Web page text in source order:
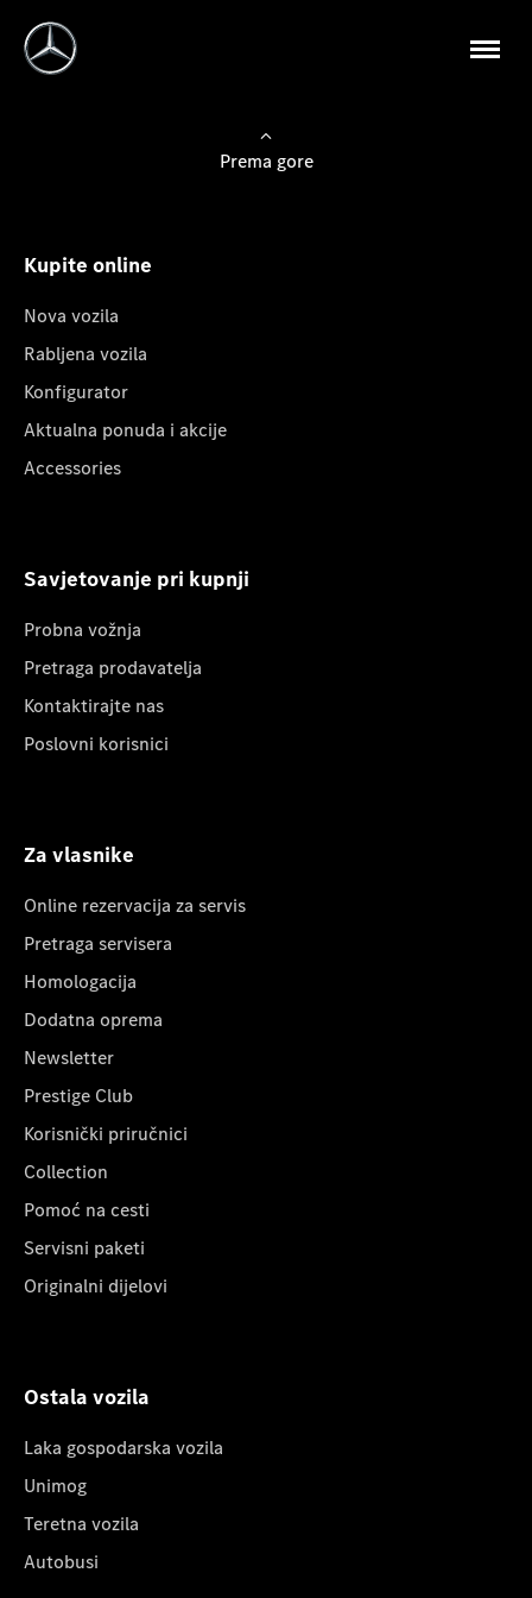
Prema gore
Kupite online
Nova vozila
Rabljena vozila
Konfigurator
Aktualna ponuda i akcije
Accessories
Savjetovanje pri kupnji
Probna vožnja
Pretraga prodavatelja
Kontaktirajte nas
Poslovni korisnici
Za vlasnike
Online rezervacija za servis
Pretraga servisera
Homologacija
Dodatna oprema
Newsletter
Prestige Club
Korisnički priručnici
Collection
Pomoć na cesti
Servisni paketi
Originalni dijelovi
Ostala vozila
Laka gospodarska vozila
Unimog
Teretna vozila
Autobusi